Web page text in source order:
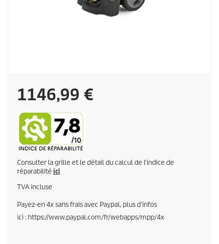
C
u
r
r
e
n
t
1146,99 €
Consulter la grille et le détail du calcul de l'indice de
réparabilité ici
TVA incluse
Payez-en 4x sans frais avec Paypal, plus d’infos
ici : https://www.paypal.com/fr/webapps/mpp/4x